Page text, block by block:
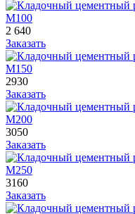
М100
2 640
Заказать
М150
2930
Заказать
М200
3050
Заказать
М250
3160
Заказать